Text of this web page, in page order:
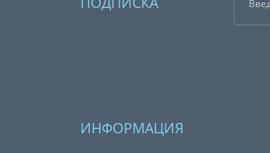
ИНФОРМАЦИЯ